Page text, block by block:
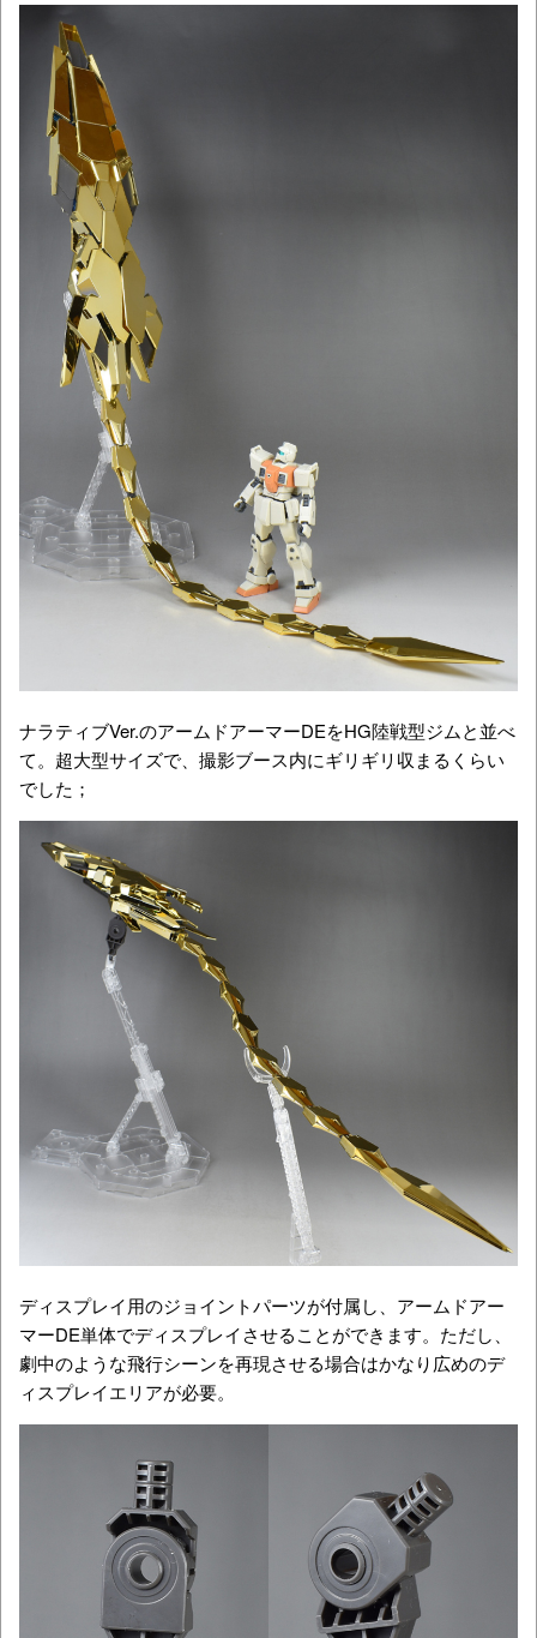
ナラティブVer.のアームドアーマーDEをHG陸戦型ジムと並べ
て。超大型サイズで、撮影ブース内にギリギリ収まるくらい
でした；
ディスプレイ用のジョイントパーツが付属し、アームドアー
マーDE単体でディスプレイさせることができます。ただし、
劇中のような飛行シーンを再現させる場合はかなり広めのデ
ィスプレイエリアが必要。